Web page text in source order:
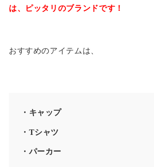
は、ピッタリのブランドです！
おすすめのアイテムは、
・キャップ
・Tシャツ
・パーカー